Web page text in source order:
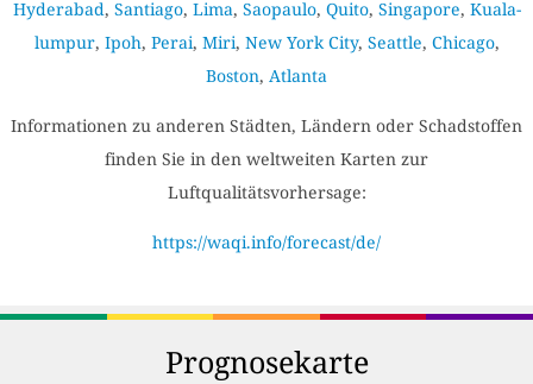
Hyderabad, Santiago, Lima, Saopaulo, Quito, Singapore, Kuala-
lumpur, Ipoh, Perai, Miri, New York City, Seattle, Chicago,
Boston, Atlanta
Informationen zu anderen Städten, Ländern oder Schadstoffen
finden Sie in den weltweiten Karten zur
Luftqualitätsvorhersage:
https://waqi.info/forecast/de/
Prognosekarte